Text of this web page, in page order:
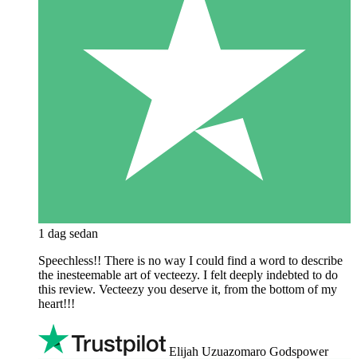
1 dag sedan
Speechless!! There is no way I could find a word to describe
the inesteemable art of vecteezy. I felt deeply indebted to do
this review. Vecteezy you deserve it, from the bottom of my
heart!!!
Elijah Uzuazomaro Godspower